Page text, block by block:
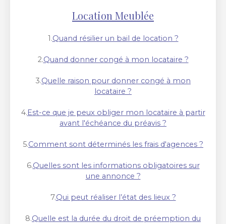
Location Meublée
1.Quand résilier un bail de location ?
2.Quand donner congé à mon locataire ?
3.Quelle raison pour donner congé à mon
locataire ?
4.Est-ce que je peux obliger mon locataire à partir
avant l'échéance du préavis ?
5.Comment sont déterminés les frais d'agences ?
6.Quelles sont les informations obligatoires sur
une annonce ?
7.Qui peut réaliser l’état des lieux ?
8.Quelle est la durée du droit de préemption du